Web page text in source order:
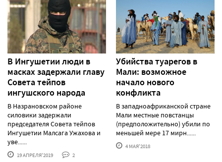
В Ингушетии люди в
масках задержали главу
Совета тейпов
ингушского народа
В Назрановском районе
силовики задержали
председателя Совета тейпов
Ингушетии Малсага Ужахова и
уве......
19 АПРЕЛЯ'2019 2
Убийства туарегов в
Мали: возможное
начало нового
конфликта
В западноафриканской стране
Мали местные повстанцы
(предположительно) убили по
меньшей мере 17 мирн......
4 МАЯ'2018